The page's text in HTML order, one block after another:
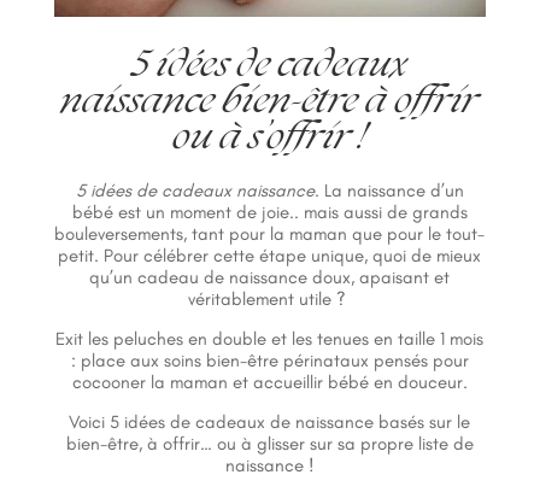
5 idées de cadeaux
naissance bien-être à offrir
ou à s’offrir !
5 idées de cadeaux naissance. La naissance d’un
bébé est un moment de joie.. mais aussi de grands
bouleversements, tant pour la maman que pour le tout-
petit. Pour célébrer cette étape unique, quoi de mieux
qu’un cadeau de naissance doux, apaisant et
véritablement utile ?
Exit les peluches en double et les tenues en taille 1 mois
: place aux soins bien-être périnataux pensés pour
cocooner la maman et accueillir bébé en douceur.
Voici 5 idées de cadeaux de naissance basés sur le
bien-être, à offrir… ou à glisser sur sa propre liste de
naissance !